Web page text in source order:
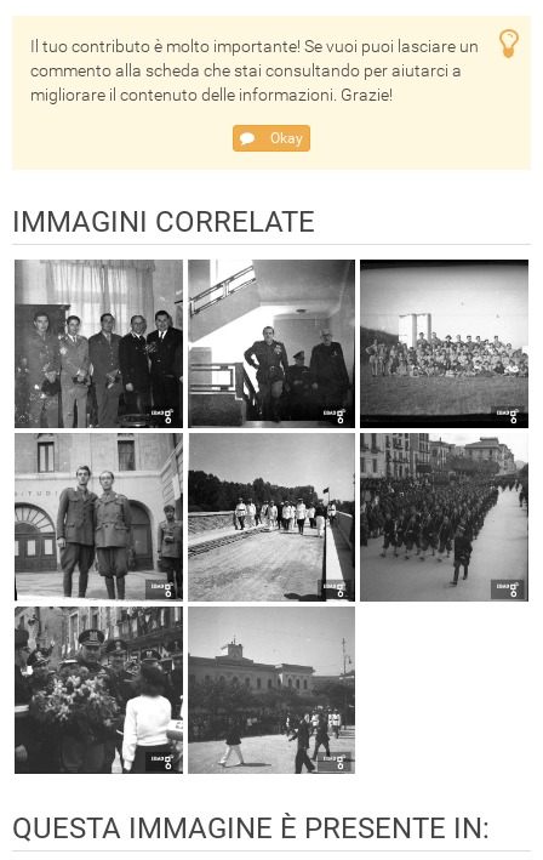
Il tuo contributo è molto importante! Se vuoi puoi lasciare un
commento alla scheda che stai consultando per aiutarci a
migliorare il contenuto delle informazioni. Grazie!
Okay
IMMAGINI CORRELATE
QUESTA IMMAGINE È PRESENTE IN: